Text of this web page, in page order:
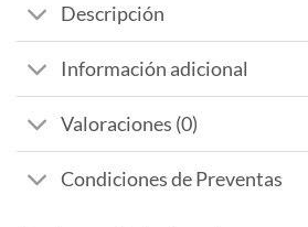
Descripción
Información adicional
Valoraciones (0)
Condiciones de Preventas